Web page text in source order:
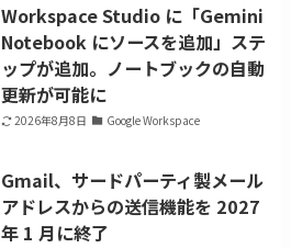
Workspace Studio に「Gemini
Notebook にソースを追加」ステ
ップが追加。ノートブックの自動
更新が可能に
2026年8月8日 Google Workspace
Gmail、サードパーティ製メール
アドレスからの送信機能を 2027
年 1 月に終了